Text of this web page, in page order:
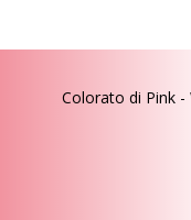
Colorato di Pink